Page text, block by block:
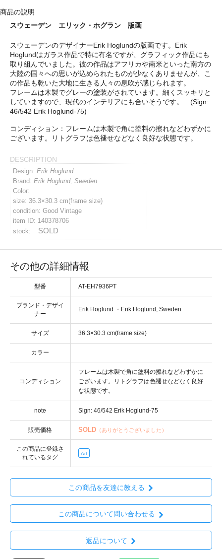
商品の説明
スウェーデンのデザイナーErik Hoglundの版画です。Erik
Hoglundはガラス作品で特に有名ですが、グラフィック作品にも
取り組んでいました。彼の作品はアフリカや南米といった南方の
大陸の国々への思いが込められたものが少なくありませんが、こ
の作品も乾いた大地に生きる人々の息吹が感じられます。
フレームは木製でグレーの塗装がされています。細くスッキリと
していますので、現代のインテリアにも合いそうです。 (Sign:
46/542 Erik Hoglund-75)
コンディション：
DESCRIPTION
Design: Erik Hoglund
Brand: Erik Hoglund, Sweden
Color:
size: 36.3×30.3 cm(frame size)
condition: Good Vintage
item ID: 140378706
stock:
SOLD
その他の詳細情報
型番 AT-EH7936PT
ブランド・デザイ
ナー
・
サイズ
カラー
コンディション
note
販売価格 SOLD （ありがとうございました）
この商品に登録さ
れているタグ
Art
この商品を友達に教える
この商品について問い合わせる
返品について
・配送について
バシーポリシー
マガジン
ウント
合わせ